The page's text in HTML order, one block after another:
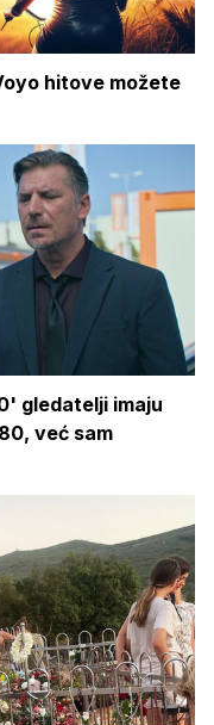
hitove možete
gledatelji imaju
već sam